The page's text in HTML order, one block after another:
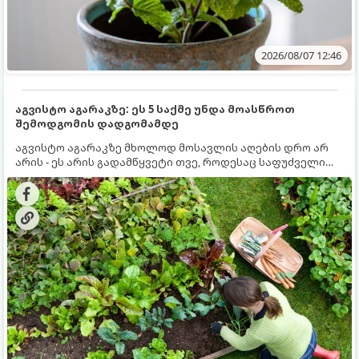
2026/08/07 12:46
აგვისტო აგარაკზე: ეს 5 საქმე უნდა მოასწროთ
შემოდგომის დადგომამდე
აგვისტო აგარაკზე მხოლოდ მოსავლის აღების დრო არ
არის - ეს არის გადამწყვეტი თვე, როდესაც საფუძველი
ეყრება მომავალი წლის მოსავალს და ბაღი მზადდება
შემოდგომა-ზამთრის სეზონისთვის. იმისათვის, რომ
ნიადაგმა ენერგია აღიდგინოს, ხოლო მცენარეებმა
ზამთარს გაუძლონ, აგვისტოს ბოლომდე 5
მნიშვნელოვანი საქმის გაკეთება უნდა მოასწროთ: